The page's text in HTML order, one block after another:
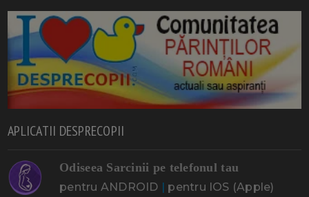
APLICATII DESPRECOPII
Odiseea Sarcinii pe telefonul tau
pentru ANDROID | pentru IOS (Apple)